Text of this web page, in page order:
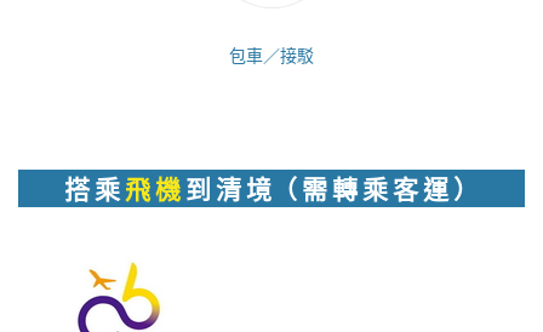
包車／接駁
搭 乘飛 機到 清 境（ 需 轉 乘 客 運 ）